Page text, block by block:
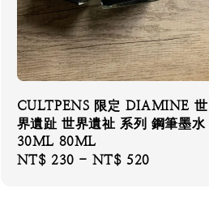
CULTPENS 限定 DIAMINE 世
界遺趾 世界遺祉 系列 鋼筆墨水
30ML 80ML
Regular
NT$ 230 - NT$ 520